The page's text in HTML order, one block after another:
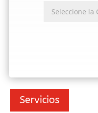
Servicios